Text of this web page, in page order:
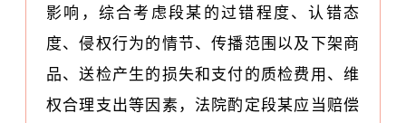
影响，综合考虑段某的过错程度、认错态
度、侵权行为的情节、传播范围以及下架商
品、送检产生的损失和支付的质检费用、维
权合理支出等因素，法院酌定段某应当赔偿